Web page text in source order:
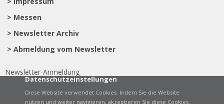
> Messen
> Newsletter Archiv
> Abmeldung vom Newsletter
Newsletter-Anmeldung
Datenschutzeinstellungen
Diese Website verwendet Cookies. Indem Sie die Website
nutzen und weiter navigieren, akzeptieren Sie diese Cookies.